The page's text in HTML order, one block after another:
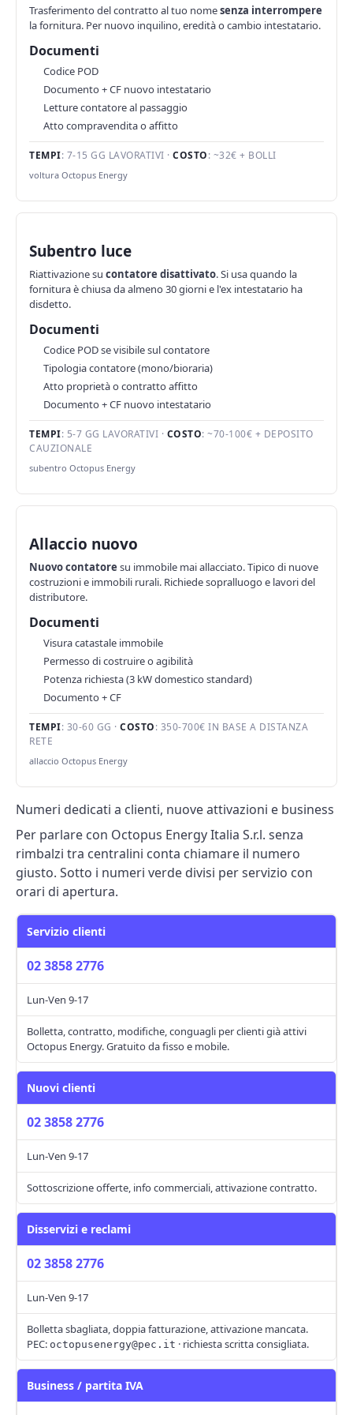
Trasferimento del contratto al tuo nomesenza interrompere
la fornitura. Per nuovo inquilino, eredità o cambio intestatario.
Documenti
Codice POD
Documento + CF nuovo intestatario
Letture contatore al passaggio
Atto compravendita o affitto
TEMPI: 7-15 GG LAVORATIVI · COSTO: ~32€ + BOLLI
voltura Octopus Energy
Subentro luce
Riattivazione su contatore disattivato. Si usa quando la
fornitura è chiusa da almeno 30 giorni e l'ex intestatario ha
disdetto.
Documenti
Codice POD se visibile sul contatore
Tipologia contatore (mono/bioraria)
Atto proprietà o contratto affitto
Documento + CF nuovo intestatario
TEMPI: 5-7 GG LAVORATIVI · COSTO: ~70-100€ + DEPOSITO
CAUZIONALE
subentro Octopus Energy
Allaccio nuovo
Nuovo contatore su immobile mai allacciato. Tipico di nuove
costruzioni e immobili rurali. Richiede sopralluogo e lavori del
distributore.
Documenti
Visura catastale immobile
Permesso di costruire o agibilità
Potenza richiesta (3 kW domestico standard)
Documento + CF
TEMPI: 30-60 GG · COSTO: 350-700€ IN BASE A DISTANZA
RETE
allaccio Octopus Energy
Numeri dedicati a clienti, nuove attivazioni e business
Per parlare con Octopus Energy Italia S.r.l. senza
rimbalzi tra centralini conta chiamare il numero
giusto. Sotto i numeri verde divisi per servizio con
orari di apertura.
Servizio clienti
02 3858 2776
Lun-Ven 9-17
Bolletta, contratto, modifiche, conguagli per clienti già attivi
Octopus Energy. Gratuito da fisso e mobile.
Nuovi clienti
02 3858 2776
Lun-Ven 9-17
Sottoscrizione offerte, info commerciali, attivazione contratto.
Disservizi e reclami
02 3858 2776
Lun-Ven 9-17
Bolletta sbagliata, doppia fatturazione, attivazione mancata.
PEC: octopusenergy@pec.it · richiesta scritta consigliata.
Business / partita IVA